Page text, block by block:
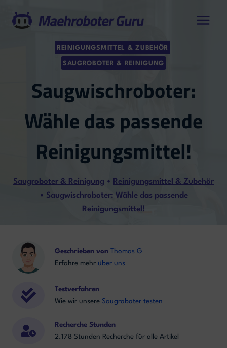
Inhalt
REINIGUNGSMITTEL & ZUBEHÖR
SAUGROBOTER & REINIGUNG
Saugwischroboter:
Wähle das passende
Reinigungsmittel!
Saugroboter & Reinigung • Reinigungsmittel & Zubehör
• Saugwischroboter: Wähle das passende
Reinigungsmittel!
Geschrieben von
Thomas G
Erfahre mehr über uns
Testverfahren
Wie wir unsere Saugroboter testen
Recherche Stunden
2.178 Stunden Recherche für alle Artikel